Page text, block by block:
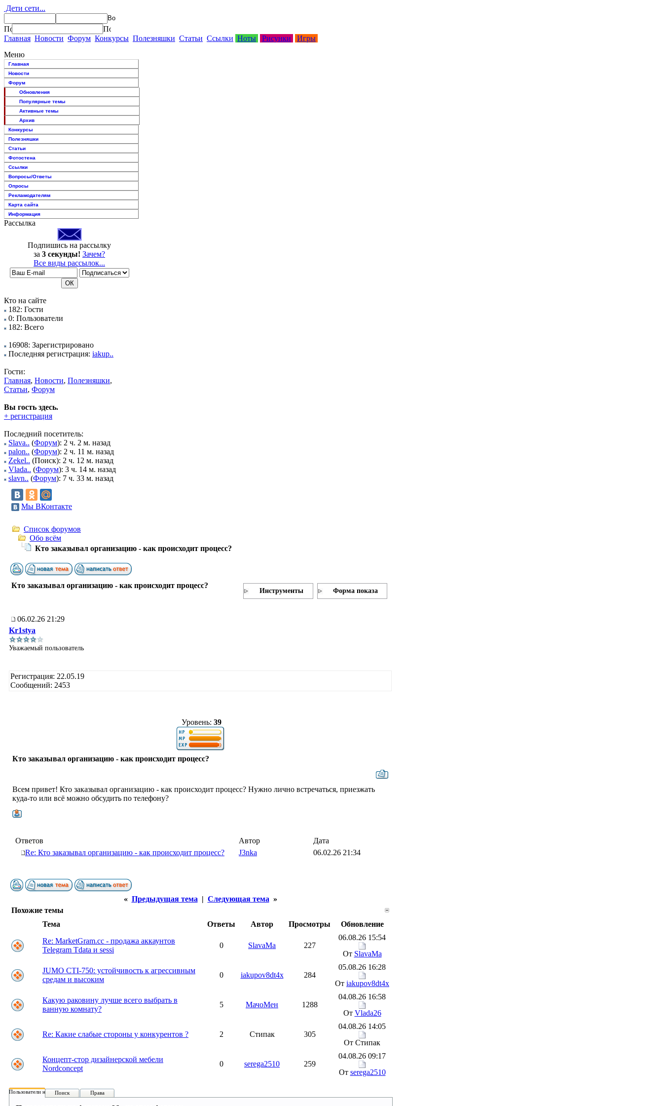
Дети сети...
Главная Новости Форум Конкурсы Полезняшки Статьи Ссылки Ноты Рисунки
Игры
Меню
Главная
Новости
Форум
Обновления
Популярные темы
Активные темы
Архив
Конкурсы
Полезняшки
Статьи
Фотостена
Ссылки
Вопросы/Ответы
Опросы
Рекламодателям
Карта сайта
Информация
Рассылка
Подпишись на рассылку
за 3 секунды! Зачем?
Все виды рассылок...
Кто на сайте
182: Гости
0: Пользователи
182: Всего
16908: Зарегистрировано
Последняя регистрация: iakup..
Гости:
Главная, Новости, Полезняшки,
Статьи, Форум
Вы гость здесь.
+ регистрация
Последний посетитель:
Slava.. (Форум): 2 ч. 2 м. назад
palon.. (Форум): 2 ч. 11 м. назад
Zekel.. (Поиск): 2 ч. 12 м. назад
Vlada.. (Форум): 3 ч. 14 м. назад
slavn.. (Форум): 7 ч. 33 м. назад
Мы ВКонтакте
Список форумов
Обо всём
Кто заказывал организацию - как происходит процесс?
Кто заказывал организацию - как происходит процесс?
Инструменты Форма показа
06.02.26 21:29
Kr1stya
Уважаемый пользователь
Регистрация: 22.05.19
Сообщений: 2453
Уровень: 39
Кто заказывал организацию - как происходит процесс?
Всем привет! Кто заказывал организацию - как происходит процесс? Нужно лично встречаться, приезжать
куда-то или всё можно обсудить по телефону?
Ответов Автор
Дата
Re: Кто заказывал организацию - как происходит процесс?
J3nka 06.02.26 21:34
« Предыдущая тема | Следующая тема »
Похожие темы
Тема
Ответы Автор Просмотры
Обновление
Re: MarketGram.cc - продажа аккаунтов
Telegram Tdata и sessi
0 SlavaMa 227
06.08.26 15:54
От SlavaMa
JUMO CTI-750: устойчивость к агрессивным
средам и высоким
0 iakupov8dt4x 284
05.08.26 16:28
От iakupov8dt4x
Какую раковину лучше всего выбрать в
ванную комнату?
5 МачоМен 1288
04.08.26 16:58
От Vlada26
Re: Какие слабые стороны у конкурентов ? 2 Стипак 305
04.08.26 14:05
От Стипак
Концепт-стор дизайнерской мебели
Nordconcept
0 serega2510 259
04.08.26 09:17
От serega2510
Пользователи на форуме:
Поиск Права